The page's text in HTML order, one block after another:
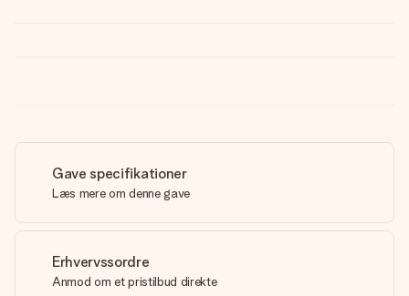
Gave specifikationer
Læs mere om denne gave
Erhvervssordre
Anmod om et pristilbud direkte